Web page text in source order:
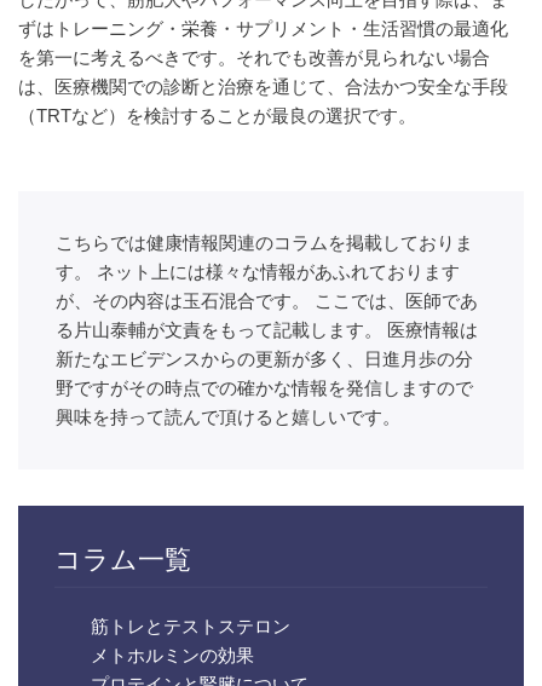
ずはトレーニング・栄養・サプリメント・生活習慣の最適化
を第一に考えるべきです。それでも改善が見られない場合
は、医療機関での診断と治療を通じて、合法かつ安全な手段
（TRTなど）を検討することが最良の選択です。
こちらでは健康情報関連のコラムを掲載しておりま
す。 ネット上には様々な情報があふれております
が、その内容は玉石混合です。 ここでは、医師であ
る片山泰輔が文責をもって記載します。 医療情報は
新たなエビデンスからの更新が多く、日進月歩の分
野ですがその時点での確かな情報を発信しますので
興味を持って読んで頂けると嬉しいです。
コラム一覧
筋トレとテストステロン
メトホルミンの効果